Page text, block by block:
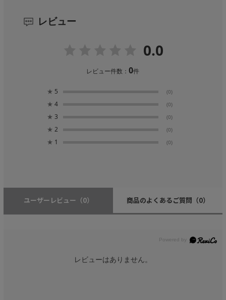
レビュー
0.0
レビュー件数：0件
★ 5 (0)
★ 4 (0)
★ 3 (0)
★ 2 (0)
★ 1 (0)
ユーザーレビュー （0） 商品のよくあるご質問 （0）
レビューはありません。